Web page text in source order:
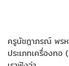
ครูนัชฎาภรณ์ พร
ประเภทเครื่องท